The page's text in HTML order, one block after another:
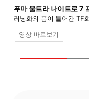
푸마 울트라 나이트로
러닝화의 폼이 들어간 TF
영상 바로보기